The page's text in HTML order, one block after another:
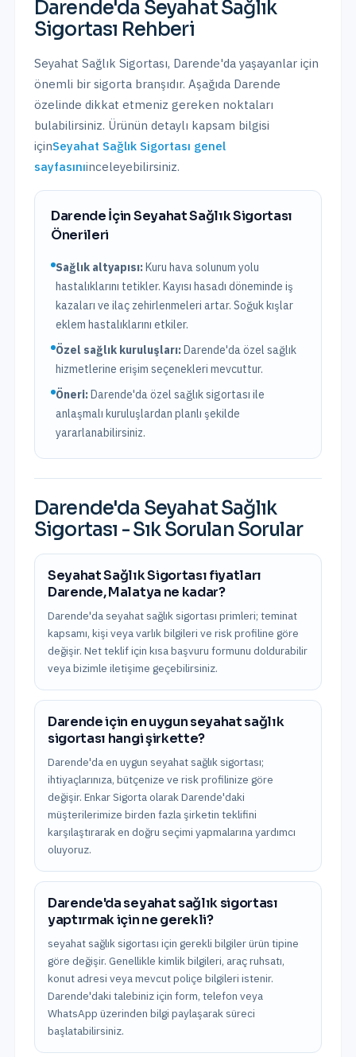
Darende'da Seyahat Sağlık
Sigortası Rehberi
Seyahat Sağlık Sigortası, Darende'da yaşayanlar için
önemli bir sigorta branşıdır. Aşağıda Darende
özelinde dikkat etmeniz gereken noktaları
bulabilirsiniz. Ürünün detaylı kapsam bilgisi
içinSeyahat Sağlık Sigortası genel
sayfasınıinceleyebilirsiniz.
DarendeİçinSeyahat Sağlık Sigortası
Önerileri
Sağlık altyapısı:Kuru hava solunum yolu
hastalıklarını tetikler. Kayısı hasadı döneminde iş
kazaları ve ilaç zehirlenmeleri artar. Soğuk kışlar
eklem hastalıklarını etkiler.
Özel sağlık kuruluşları:Darende'daözel sağlık
hizmetlerine erişim seçenekleri mevcuttur.
Öneri:Darende'da özel sağlık sigortası ile
anlaşmalı kuruluşlardan planlı şekilde
yararlanabilirsiniz.
Darende'da Seyahat Sağlık
Sigortası - Sık Sorulan Sorular
Seyahat Sağlık Sigortası fiyatları
Darende, Malatya ne kadar?
Darende'da seyahat sağlık sigortası primleri; teminat
kapsamı, kişi veya varlık bilgileri ve risk profiline göre
değişir. Net teklif için kısa başvuru formunu doldurabilir
veya bizimle iletişime geçebilirsiniz.
Darende için en uygun seyahat sağlık
sigortası hangi şirkette?
Darende'da en uygun seyahat sağlık sigortası;
ihtiyaçlarınıza, bütçenize ve risk profilinize göre
değişir. Enkar Sigorta olarak Darende'daki
müşterilerimize birden fazla şirketin teklifini
karşılaştırarak en doğru seçimi yapmalarına yardımcı
oluyoruz.
Darende'da seyahat sağlık sigortası
yaptırmak için ne gerekli?
seyahat sağlık sigortası için gerekli bilgiler ürün tipine
göre değişir. Genellikle kimlik bilgileri, araç ruhsatı,
konut adresi veya mevcut poliçe bilgileri istenir.
Darende'daki talebiniz için form, telefon veya
WhatsApp üzerinden bilgi paylaşarak süreci
başlatabilirsiniz.